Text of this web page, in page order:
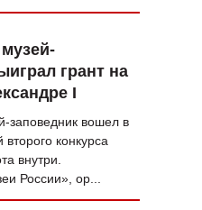
ЧЕЛОВЕК ОСОБЕННЫЙ
КУЛЬТ ЕДЫ
АФИША
ЖУРНАЛ
грант на
I
заповедник вошел в
конкурса
внутри.
России», ор...